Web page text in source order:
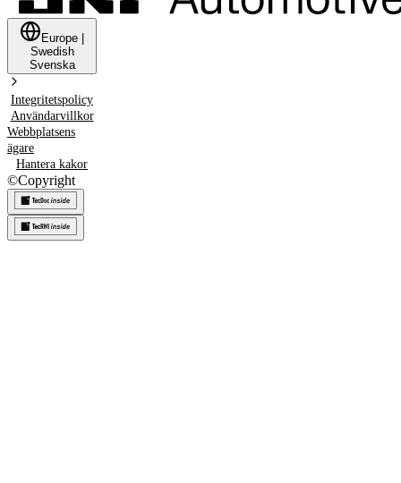
Europe
Swedish
Svenska
Integritetspolicy
Användarvillkor
Webbplatsens
ägare
Hantera kakor
©Copyright